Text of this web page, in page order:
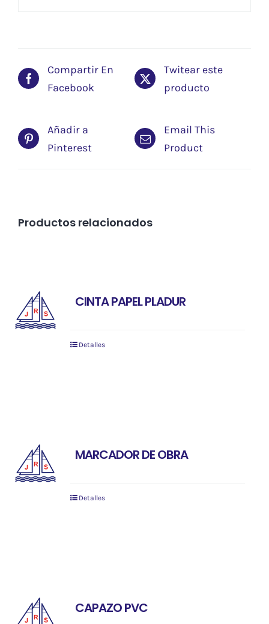
Compartir En
Facebook
Twitear este
producto
Añadir a
Pinterest
Email This
Product
Productos relacionados
CINTA PAPEL PLADUR
Detalles
MARCADOR DE OBRA
Detalles
CAPAZO PVC